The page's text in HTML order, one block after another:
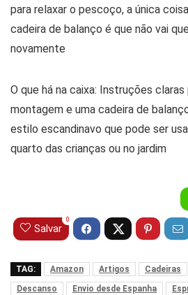
para relaxar o pescoço, a única
cadeira de balanço é que não vai
novamente
O que há na caixa: Instruções
montagem e uma cadeira de
estilo escandinavo que pode ser
quarto das crianças ou no jardim
Salvar
0
TAG: Amazon Artigos Cadeiras
Descanso
Envio desde Espanha